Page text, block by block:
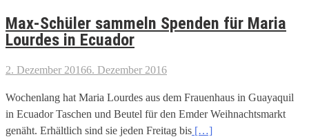
Max-Schüler sammeln Spenden für Maria
Lourdes in Ecuador
2. Dezember 20166. Dezember 2016
Wochenlang hat Maria Lourdes aus dem Frauenhaus in Guayaquil
in Ecuador Taschen und Beutel für den Emder Weihnachtsmarkt
genäht. Erhältlich sind sie jeden Freitag bis […]